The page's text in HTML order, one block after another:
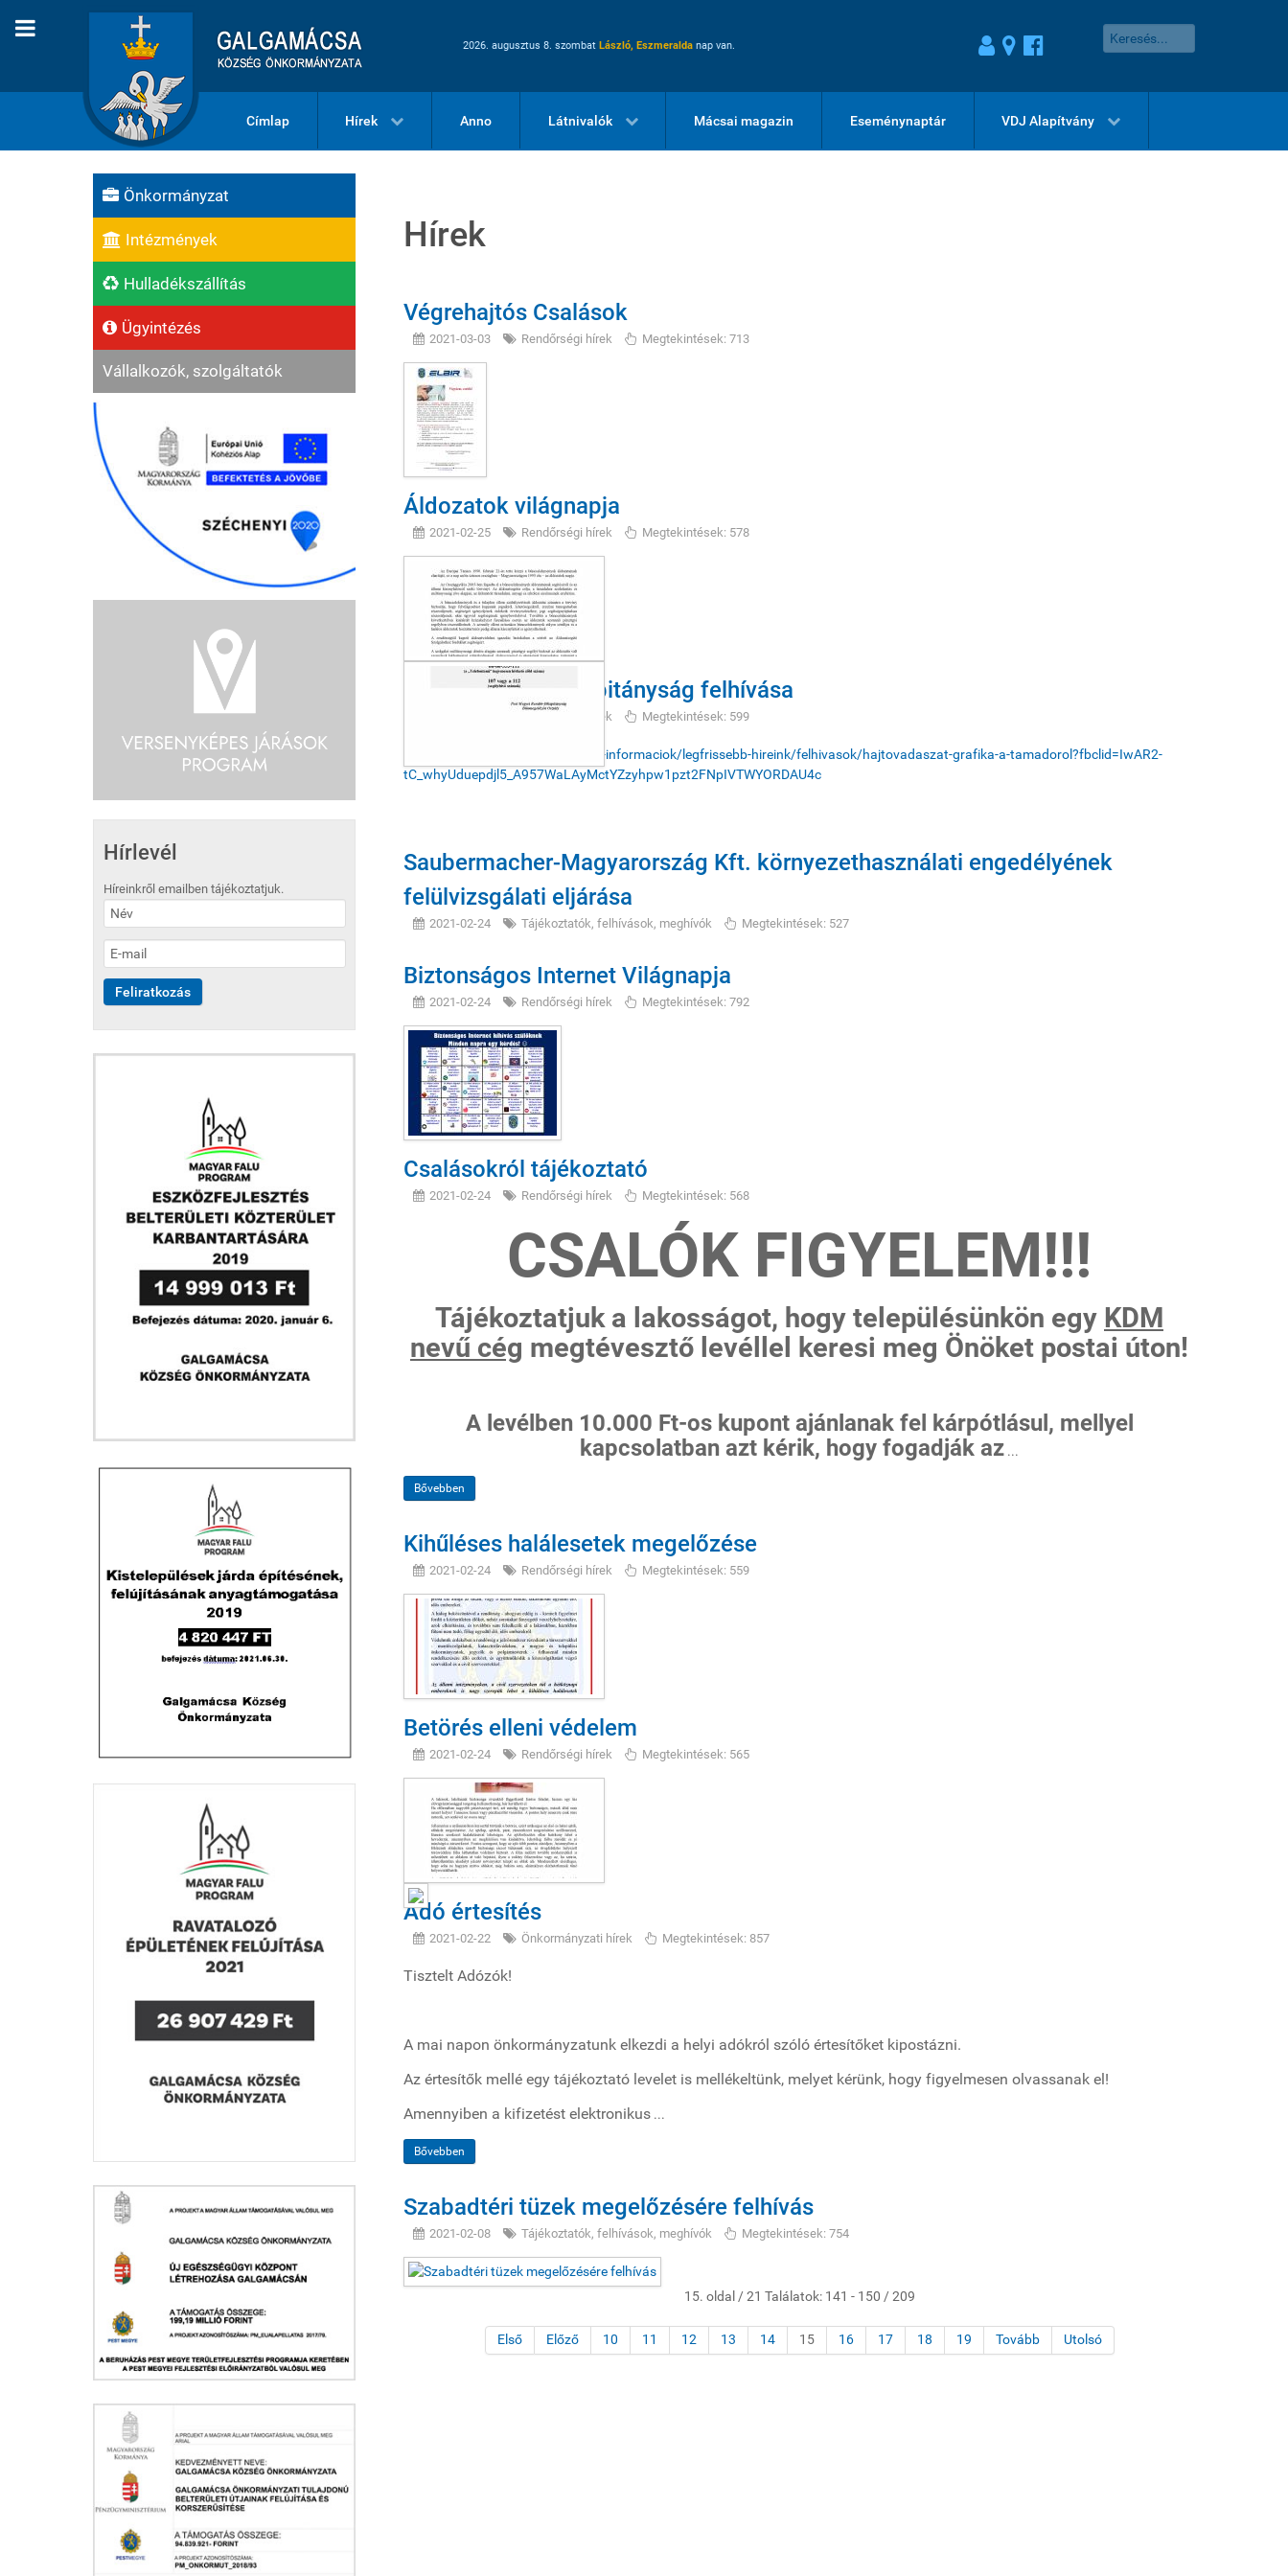
2026. augusztus 8. szombat László, Eszmeralda nap van.
Címlap Hírek Anno Látnivalók Mácsai magazin Eseménynaptár VDJ Alapítvány
Önkormányzat
Intézmények
Hulladékszállítás
Ügyintézés
Vállalkozók, szolgáltatók
Hírlevél
Híreinkről emailben tájékoztatjuk.
Hírek
Végrehajtós Csalások
2021-03-03 Rendőrségi hírek Megtekintések: 713
Áldozatok világnapja
2021-02-25 Rendőrségi hírek Megtekintések: 578
Gödöllői Rendőrkapitányság felhívása
Rendőrségi hírek Megtekintések: 599
http://www.police.hu/hu/hirek-es-informaciok/legfrissebb-hireink/felhivasok/hajtovadaszat-grafika-a-tamadorol?fbclid=IwAR2-
tC_whyUduepdjl5_A957WaLAyMctYZzyhpw1pzt2FNpIVTWYORDAU4c
Saubermacher-Magyarország Kft. környezethasználati engedélyének
felülvizsgálati eljárása
2021-02-24 Tájékoztatók, felhívások, meghívók Megtekintések: 527
Biztonságos Internet Világnapja
2021-02-24 Rendőrségi hírek Megtekintések: 792
Csalásokról tájékoztató
2021-02-24 Rendőrségi hírek Megtekintések: 568
CSALÓK FIGYELEM!!!
Tájékoztatjuk a lakosságot, hogy településünkön egy KDM
nevű cég megtévesztő levéllel keresi meg Önöket postai úton!
A levélben 10.000 Ft-os kupont ajánlanak fel kárpótlásul, mellyel
kapcsolatban azt kérik, hogy fogadják az ...
Bővebben
Kihűléses halálesetek megelőzése
2021-02-24 Rendőrségi hírek Megtekintések: 559
Betörés elleni védelem
2021-02-24 Rendőrségi hírek Megtekintések: 565
Adó értesítés
2021-02-22 Önkormányzati hírek Megtekintések: 857
Tisztelt Adózók!
A mai napon önkormányzatunk elkezdi a helyi adókról szóló értesítőket kipostázni.
Az értesítők mellé egy tájékoztató levelet is mellékeltünk, melyet kérünk, hogy figyelmesen olvassanak el!
Amennyiben a kifizetést elektronikus ...
Bővebben
Szabadtéri tüzek megelőzésére felhívás
2021-02-08 Tájékoztatók, felhívások, meghívók Megtekintések: 754
15. oldal / 21 Találatok: 141 - 150 / 209
Első Előző 10 11 12 13 14 15 16 17 18 19 Tovább Utolsó